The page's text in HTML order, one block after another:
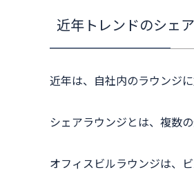
近年トレンドのシェ
近年は、自社内のラウンジ
シェアラウンジとは、複数
オフィスビルラウンジは、